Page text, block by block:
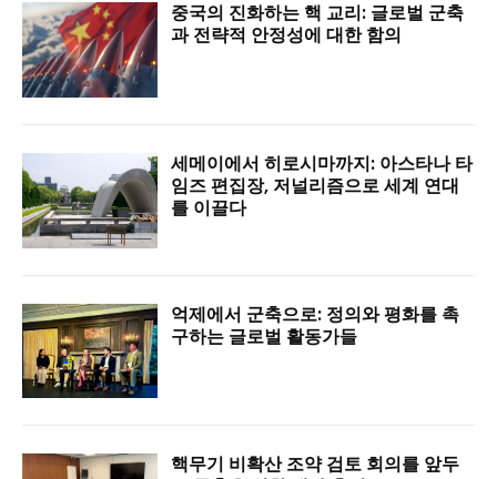
중국의 진화하는 핵 교리: 글로벌 군축
과 전략적 안정성에 대한 함의
세메이에서 히로시마까지: 아스타나 타
임즈 편집장, 저널리즘으로 세계 연대
를 이끌다
억제에서 군축으로: 정의와 평화를 촉
구하는 글로벌 활동가들
핵무기 비확산 조약 검토 회의를 앞두